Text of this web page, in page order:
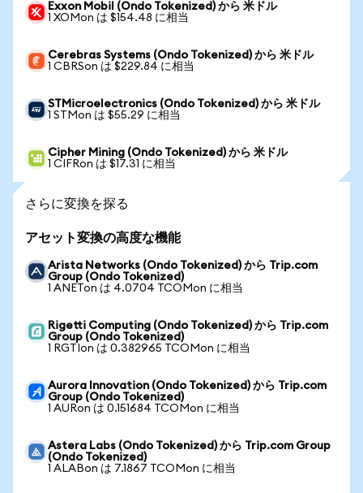
Exxon Mobil (Ondo Tokenized) から 米ドル
1 XOMon は $154.48 に相当
Cerebras Systems (Ondo Tokenized) から 米ドル
1 CBRSon は $229.84 に相当
STMicroelectronics (Ondo Tokenized) から 米ドル
1 STMon は $55.29 に相当
Cipher Mining (Ondo Tokenized) から 米ドル
1 CIFRon は $17.31 に相当
さらに変換を探る
アセット変換の高度な機能
Arista Networks (Ondo Tokenized) から Trip.com
Group (Ondo Tokenized)
1 ANETon は 4.0704 TCOMon に相当
Rigetti Computing (Ondo Tokenized) から Trip.com
Group (Ondo Tokenized)
1 RGTIon は 0.382965 TCOMon に相当
Aurora Innovation (Ondo Tokenized) から Trip.com
Group (Ondo Tokenized)
1 AURon は 0.151684 TCOMon に相当
Astera Labs (Ondo Tokenized) から Trip.com Group
(Ondo Tokenized)
1 ALABon は 7.1867 TCOMon に相当